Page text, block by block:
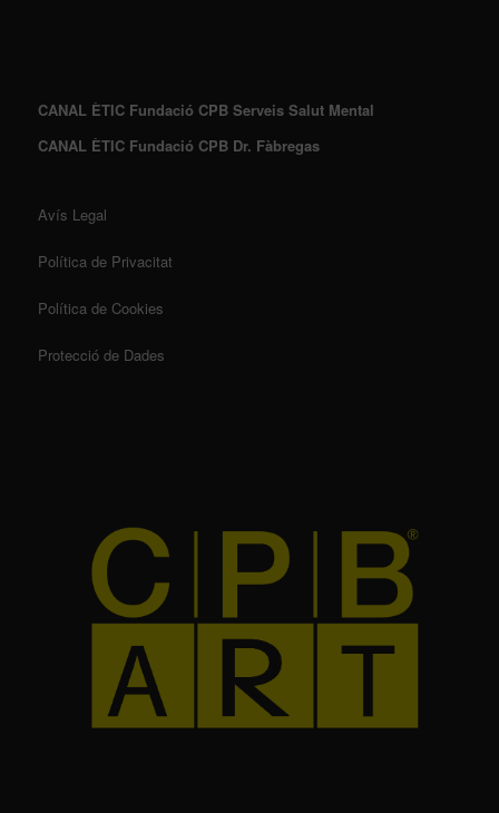
CANAL ÈTIC Fundació CPB Serveis Salut Mental
CANAL ÈTIC Fundació CPB Dr. Fàbregas
Avís Legal
Política de Privacitat
Política de Cookies
Protecció de Dades